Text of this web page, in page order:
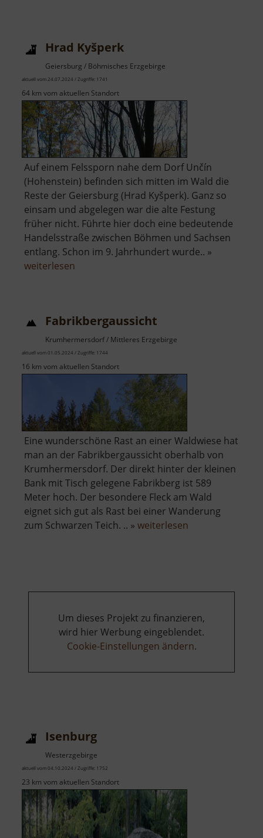
Hrad Kyšperk
Geiersburg / Böhmisches Erzgebirge
aktuell vom 24.07.2024 / Zugriffe: 1741
64 km vom aktuellen Standort
Auf einem Felssporn nahe dem Dorf Unčín
(Hohenstein) befinden sich mitten im Wald die
Reste der Geiersburg (Hrad Kyšperk). Ganz so
einsam und abgelegen war die alte Festung
früher nicht. Führte hier doch eine bedeutende
Handelsstraße zwischen Böhmen und Sachsen
entlang. Schon im 9. Jahrhundert wurde.. »
weiterlesen
Fabrikbergaussicht
Krumhermersdorf / Mittleres Erzgebirge
aktuell vom 01.05.2024 / Zugriffe: 1744
16 km vom aktuellen Standort
Eine wunderschöne Rast an einer Waldwiese hat
man an der Fabrikbergaussicht oberhalb von
Krumhermersdorf. Der direkt hinter der kleinen
Bank mit Tisch gelegene Fabrikberg ist 589
Meter hoch. Der besondere Fleck am Wald
eignet sich gut als Rast bei einer Wanderung
zum Schwarzen Teich. .. » weiterlesen
Um dieses Projekt zu finanzieren,
wird hier Werbung eingeblendet.
Cookie-Einstellungen ändern.
Isenburg
Westerzgebirge
aktuell vom 04.10.2024 / Zugriffe: 1752
23 km vom aktuellen Standort